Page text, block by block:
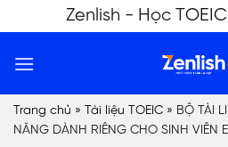
to
content
Zenlish - Học
Trang chủ » Tài liệu TOEIC » BỘ TÀI
NĂNG DÀNH RIÊNG CHO SINH VIÊN